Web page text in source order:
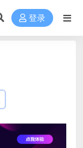
登录